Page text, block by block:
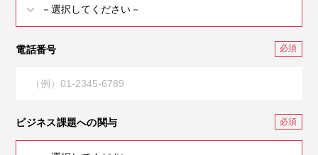
電話番号
ビジネス課題への関与